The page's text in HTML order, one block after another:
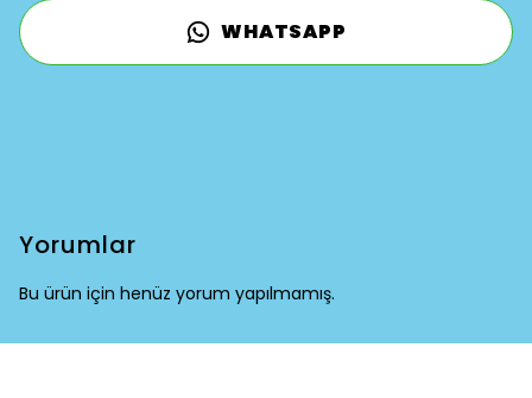
WHATSAPP
Yorumlar
Bu ürün için henüz yorum yapılmamış.